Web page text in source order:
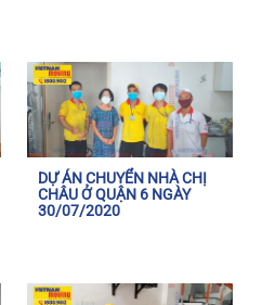
DỰ ÁN CHUYỂN NHÀ CHỊ
CHÂU Ở QUẬN 6 NGÀY
30/07/2020